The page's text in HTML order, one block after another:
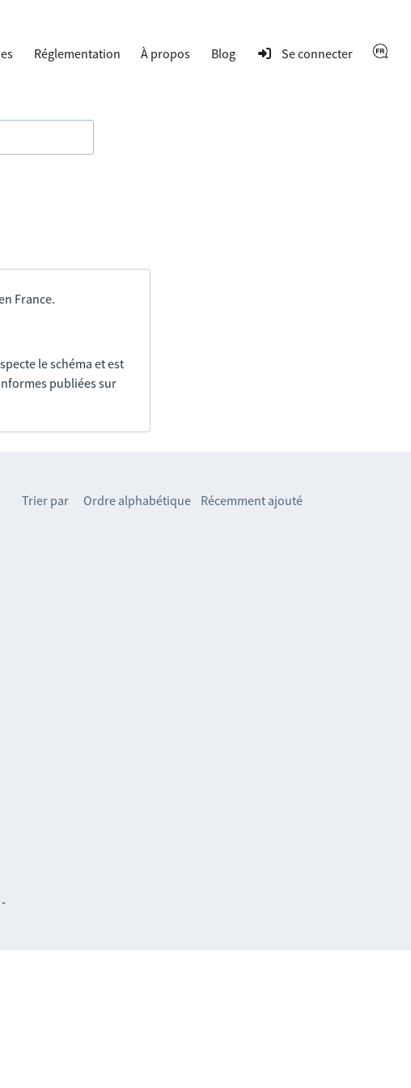
Réglementation À propos Blog Se connecter
France.
le schéma et est
publiées sur
Trier par Ordre alphabétique Récemment ajouté
-